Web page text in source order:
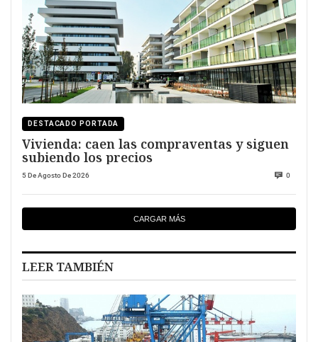
DESTACADO PORTADA
Vivienda: caen las compraventas y siguen
subiendo los precios
5 De Agosto De 2026 0
CARGAR MÁS
LEER TAMBIÉN